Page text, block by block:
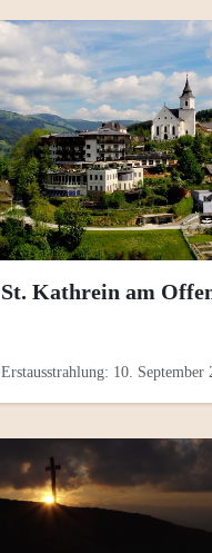
St. Kathrein am
Erstausstrahlung: 10. September